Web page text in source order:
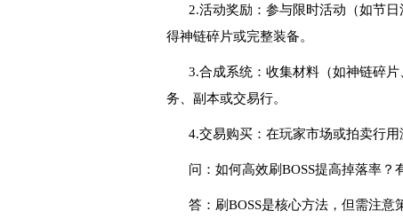
2.活动奖励：参与限时活动（如节
得神链碎片或完整装备。
3.合成系统：收集材料（如神链碎
务、副本或交易行。
4.交易购买：在玩家市场或拍卖行
问：如何高效刷BOSS提高掉落率？
答：刷BOSS是核心方法，但需注意